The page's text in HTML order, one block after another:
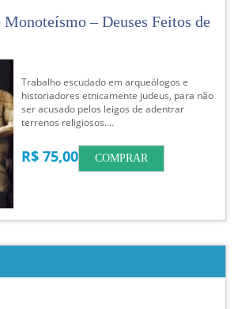
Monoteísmo – Deuses Feitos de
Trabalho escudado em arqueólogos e
historiadores etnicamente judeus, para não
ser acusado pelos leigos de adentrar
terrenos religiosos.…
R$ 75,00 COMPRAR